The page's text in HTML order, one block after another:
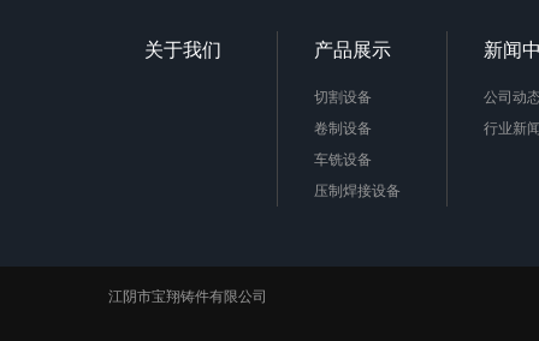
关于我们 产品展示
切割设备
卷制设备
车铣设备
压制焊接设备
新闻
公司动
行业新
江阴市宝翔铸件有限公司